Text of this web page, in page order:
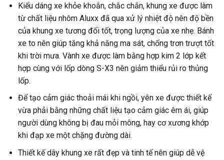
Kiểu dáng xe khỏe khoắn, chắc chắn, khung xe được làm
từ chất liệu nhôm Aluxx đã qua xử lý nhiệt độ nên độ bền
của khung xe tương đối tốt, trọng lượng của xe nhẹ. Bánh
xe to nên giúp tăng khả năng ma sát, chống trơn trượt tốt
khi trời mưa. Vành xe được làm bằng hợp kim 2 lớp kết
hợp cùng với lốp dòng S-X3 nên giảm thiểu rủi ro thủng
lốp.
Để tạo cảm giác thoải mái khi ngồi, yên xe được thiết kế
vừa phải bằng những chất liệu tạo cảm giác êm ái, giúp
người dùng không bị đau mỏi mông, hay cơ xương khớp
khi đạp xe một chặng đường dài.
Thiết kế dây khung xe rất đẹp và tinh tế nên giúp dễ vệ